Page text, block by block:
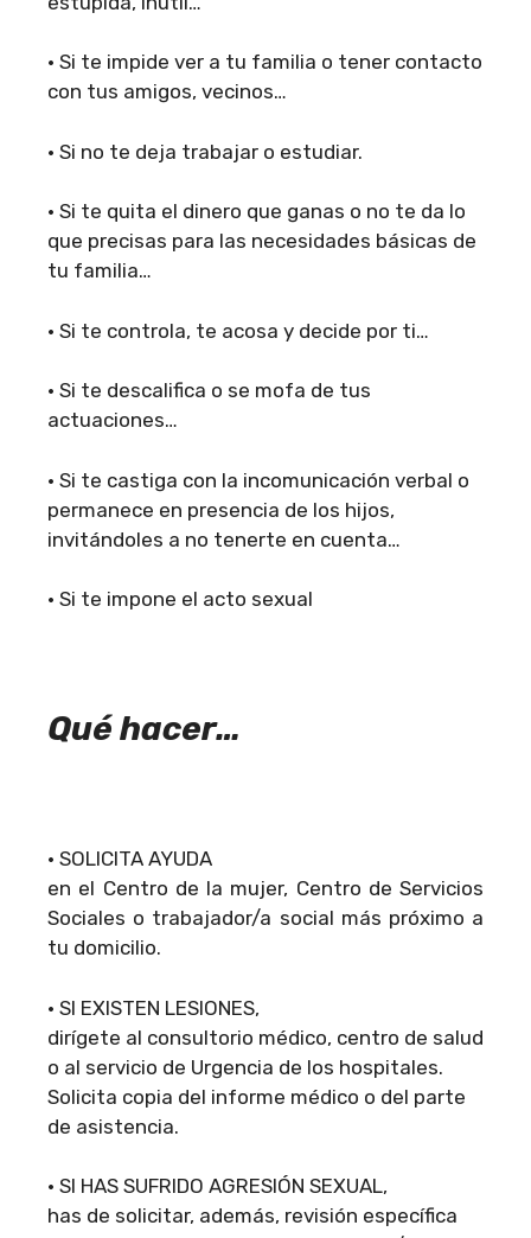
• Si te impide ver a tu familia o tener contacto
con tus amigos, vecinos…
• Si no te deja trabajar o estudiar.
• Si te quita el dinero que ganas o no te da lo
que precisas para las necesidades básicas de
tu familia…
• Si te controla, te acosa y decide por ti…
• Si te descalifica o se mofa de tus
actuaciones…
• Si te castiga con la incomunicación verbal o
permanece en presencia de los hijos,
invitándoles a no tenerte en cuenta…
• Si te impone el acto sexual
Qué hacer…
• SOLICITA AYUDA
en el Centro de la mujer, Centro de Servicios
Sociales o trabajador/a social más próximo a
tu domicilio.
• SI EXISTEN LESIONES,
dirígete al consultorio médico, centro de salud
o al servicio de Urgencia de los hospitales.
Solicita copia del informe médico o del parte
de asistencia.
• SI HAS SUFRIDO AGRESIÓN SEXUAL,
has de solicitar, además, revisión específica